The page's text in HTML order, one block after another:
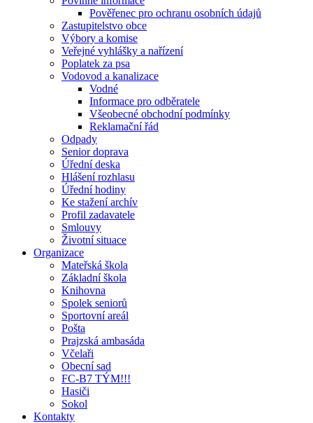
Pověřenec pro ochranu osobních údajů
Zastupitelstvo obce
Výbory a komise
Veřejné vyhlášky a nařízení
Poplatek za psa
Vodovod a kanalizace
Vodné
Informace pro odběratele
Všeobecné obchodní podmínky
Reklamační řád
Odpady
Senior doprava
Úřední deska
Hlášení rozhlasu
Úřední hodiny
Ke stažení archív
Profil zadavatele
Smlouvy
Životní situace
Organizace
Mateřská škola
Základní škola
Knihovna
Spolek seniorů
Sportovní areál
Pošta
Prajzská ambasáda
Včelaři
Obecní sad
FC-B7 TÝM!!!
Hasiči
Sokol
Kontakty